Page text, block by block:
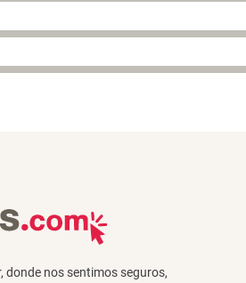
donde nos sentimos seguros,